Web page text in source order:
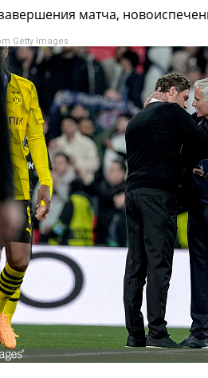
Чемпионат Мира
Украина. Премьер-Лига
Украина. Первая Лига
Лига Чемпионов
Англия. Премьер Лига
Испания. Ла Лига
Другие Турниры >>>
Таблицы групп Чемпионата
Украина. Премьер-Лига
Украина. Первая Лига
Лига Чемпионов. Таблицы
Англия. Премьер-Лига
Испания. Ла Лига
Все таблицы >>>
Рейтинг стран УЕФА
Рейтинг клубов УЕФА
Рейтинг ФИФА
программа
матча,
Getty Images